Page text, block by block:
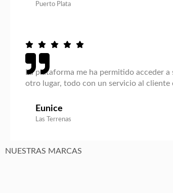
Puerto Plata
La plataforma me ha permitido acceder
otro lugar, todo con un servicio al cliente
Eunice
Las Terrenas
NUESTRAS MARCAS